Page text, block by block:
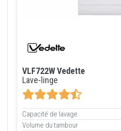
VLF722W Vedette
Lave-linge
Capacité de lavage
Volume du tambour